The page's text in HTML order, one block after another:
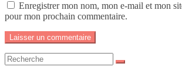
Enregistrer mon nom, mon e-mail et mon
pour mon prochain commentaire.